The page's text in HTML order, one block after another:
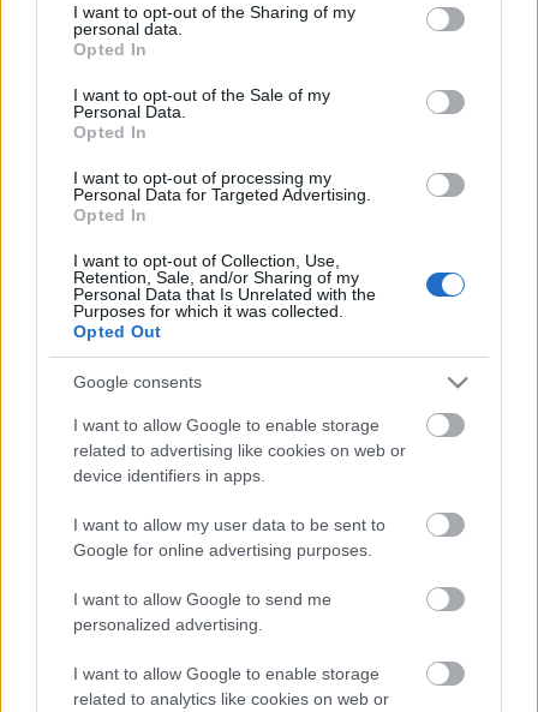
not limited to your visit or usage behaviour. You may click to
grant or deny consent to Google and its third-party tags to
use your data for below specified purposes in below Google
consent section.
I want to opt-out of the Sharing of my
personal data.
Opted In
I want to opt-out of the Sale of my
Personal Data.
Opted In
I want to opt-out of processing my
Personal Data for Targeted Advertising.
Opted In
I want to opt-out of Collection, Use,
Retention, Sale, and/or Sharing of my
Personal Data that Is Unrelated with the
Purposes for which it was collected.
Opted Out
Google consents
I want to allow Google to enable storage
related to advertising like cookies on web or
device identifiers in apps.
I want to allow my user data to be sent to
Google for online advertising purposes.
I want to allow Google to send me
personalized advertising.
I want to allow Google to enable storage
related to analytics like cookies on web or
στην Λέσβο: Αναστολή
φορολογικών και
Στήριξη και στους
τυροκόμους
Ρωσία: Ο Πούτιν
απέπεμψε υπουργό
μετά τις μαζικές
θανατώσεις βοοειδών
Κτηνοτρόφοι
Μυτιλήνης: Να
και να ξεκινήσει άμεσα
πρόγραμμα
εμβολιασμού
Στη Λέσβο την Τρίτη ο
κτηνοτρόφους για
αφθώδη πυρετό